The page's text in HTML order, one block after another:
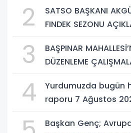
2
SATSO BAŞKANI
FINDEK SEZONU
3
BAŞPINAR
DÜZENLEME
4
Yurdumuzda bugün
raporu 7 Ağustos
Başkan Genç;